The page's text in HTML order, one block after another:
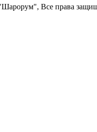
Все права